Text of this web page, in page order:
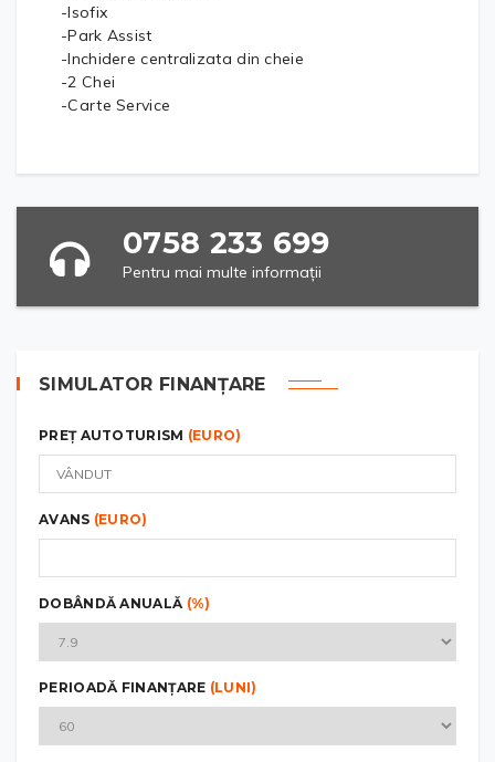
-Isofix
-Park Assist
-Inchidere centralizata din cheie
-2 Chei
-Carte Service
0758 233 699
Pentru mai multe informații
SIMULATOR FINANȚARE
PREȚ AUTOTURISM (EURO)
AVANS (EURO)
DOBÂNDĂ ANUALĂ (%)
PERIOADĂ FINANȚARE (LUNI)